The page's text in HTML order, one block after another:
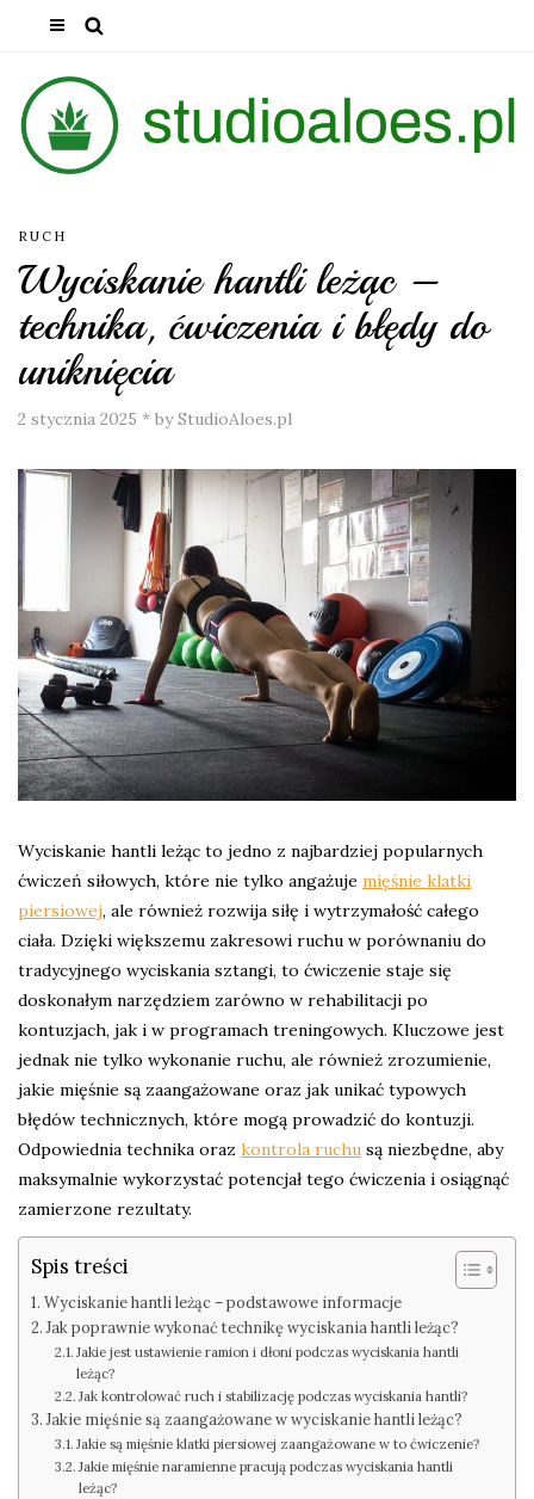
RUCH
Wyciskanie hantli leżąc –
technika, ćwiczenia i błędy do
uniknięcia
2 stycznia 2025 * by StudioAloes.pl
Wyciskanie hantli leżąc to jedno z najbardziej popularnych
ćwiczeń siłowych, które nie tylko angażuje mięśnie klatki
piersiowej, ale również rozwija siłę i wytrzymałość całego
ciała. Dzięki większemu zakresowi ruchu w porównaniu do
tradycyjnego wyciskania sztangi, to ćwiczenie staje się
doskonałym narzędziem zarówno w rehabilitacji po
kontuzjach, jak i w programach treningowych. Kluczowe jest
jednak nie tylko wykonanie ruchu, ale również zrozumienie,
jakie mięśnie są zaangażowane oraz jak unikać typowych
błędów technicznych, które mogą prowadzić do kontuzji.
Odpowiednia technika oraz kontrola ruchu są niezbędne, aby
maksymalnie wykorzystać potencjał tego ćwiczenia i osiągnąć
zamierzone rezultaty.
Spis treści
Wyciskanie hantli leżąc – podstawowe informacje
Jak poprawnie wykonać technikę wyciskania hantli leżąc?
Jakie jest ustawienie ramion i dłoni podczas wyciskania hantli
leżąc?
Jak kontrolować ruch i stabilizację podczas wyciskania hantli?
Jakie mięśnie są zaangażowane w wyciskanie hantli leżąc?
Jakie są mięśnie klatki piersiowej zaangażowane w to ćwiczenie?
Jakie mięśnie naramienne pracują podczas wyciskania hantli
leżąc?